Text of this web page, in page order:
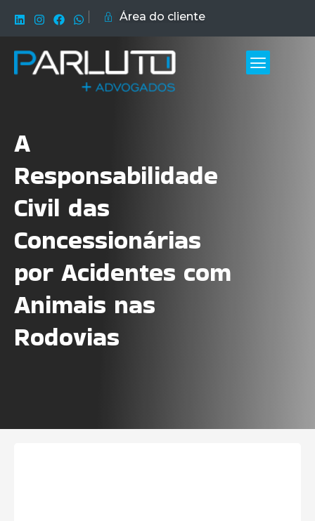
Área do cliente
A
Responsabilidade
Civil das
Concessionárias
por Acidentes com
Animais nas
Rodovias